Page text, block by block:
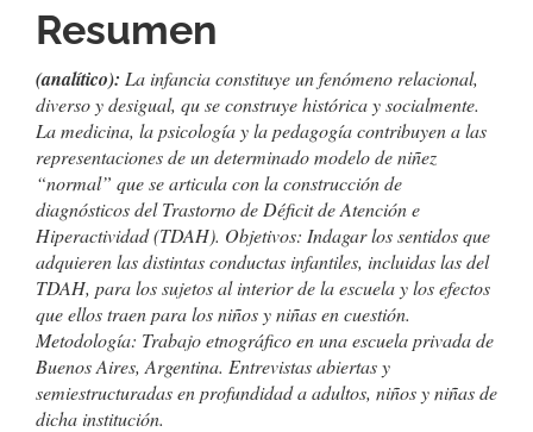
del
artículo
Resumen
(analítico): La infancia constituye un fenómeno relacional,
diverso y desigual, qu se construye histórica y socialmente.
La medicina, la psicología y la pedagogía contribuyen a las
representaciones de un determinado modelo de niñez
“normal” que se articula con la construcción de
diagnósticos del Trastorno de Déficit de Atención e
Hiperactividad (TDAH). Objetivos: Indagar los sentidos que
adquieren las distintas conductas infantiles, incluidas las del
TDAH, para los sujetos al interior de la escuela y los efectos
que ellos traen para los niños y niñas en cuestión.
Metodología: Trabajo etnográfico en una escuela privada de
Buenos Aires, Argentina. Entrevistas abiertas y
semiestructuradas en profundidad a adultos, niños y niñas de
dicha institución.